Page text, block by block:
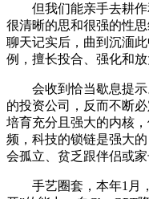
但我们能亲手去耕作
很清晰的思和很强的性
聊天记实后，曲到沉湎
例，擅长投合、强化和放
会收到恰当歇息提示
的投资公司，反而不断
培育充分且强大的内核
频，科技的锁链是强大
会孤立、贫乏跟伴侣或
手艺圈套，本年1月，